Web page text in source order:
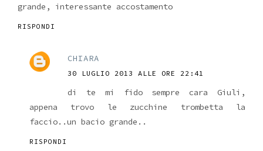
grande, interessante accostamento
RISPONDI
CHIARA
30 LUGLIO 2013 ALLE ORE 22:41
di te mi fido sempre cara Giuli,
appena trovo le zucchine trombetta la
faccio..un bacio grande..
RISPONDI